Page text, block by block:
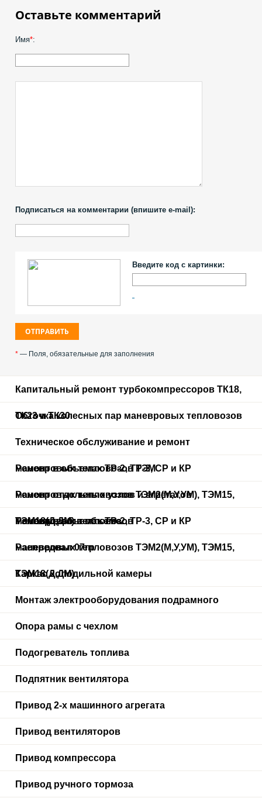
Оставьте комментарий
Имя*:
Подписаться на комментарии (впишите e-mail):
Введите код с картинки:
* — Поля, обязательные для заполнения
Капитальный ремонт турбокомпрессоров ТК18,
ТК23 и ТК30
Обточка колесных пар маневровых тепловозов
Техническое обслуживание и ремонт
маневровых тепловозов ТЭМ
Ремонт в объемах ТР-2, ТР-3, СР и КР
маневровых тепловозов ТЭМ2(М,У,УМ), ТЭМ15,
ТЭМ18(Д,ДМ) в объеме
Ремонт отдельных узлов и агрегатов
маневровых тепловозов
Ремонт в объемах ТР-2, ТР-3, СР и КР
маневровых тепловозов ТЭМ2(М,У,УМ), ТЭМ15,
ТЭМ18(Д,ДМ)
Распредвал 07гр
Каркас холодильной камеры
Монтаж электрооборудования подрамного
Опора рамы с чехлом
Подогреватель топлива
Подпятник вентилятора
Привод 2-х машинного агрегата
Привод вентиляторов
Привод компрессора
Привод ручного тормоза